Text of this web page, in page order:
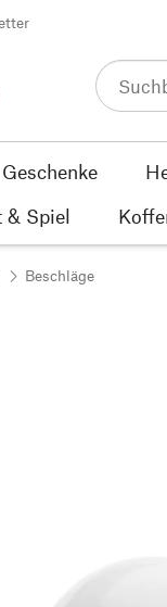
Geschenke
& Spiel
Beschläge